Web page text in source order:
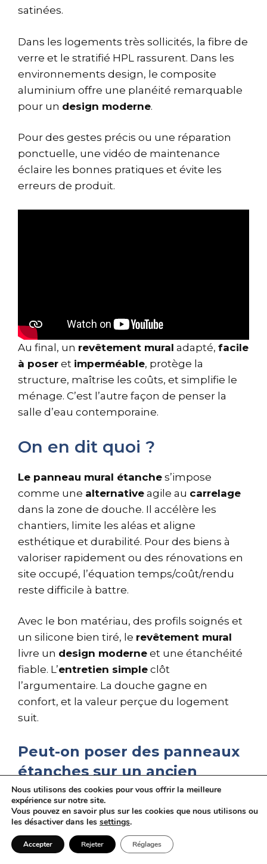
satinées.
Dans les logements très sollicités, la fibre de
verre et le stratifié HPL rassurent. Dans les
environnements design, le composite
aluminium offre une planéité remarquable
pour un design moderne.
Pour des gestes précis ou une réparation
ponctuelle, une vidéo de maintenance
éclaire les bonnes pratiques et évite les
erreurs de produit.
Au final, un revêtement mural adapté, facile
à poser et imperméable, protège la
structure, maîtrise les coûts, et simplifie le
ménage. C’est l’autre façon de penser la
salle d’eau contemporaine.
On en dit quoi ?
Le panneau mural étanche s’impose
comme une alternative agile au carrelage
dans la zone de douche. Il accélère les
chantiers, limite les aléas et aligne
esthétique et durabilité. Pour des biens à
valoriser rapidement ou des rénovations en
site occupé, l’équation temps/coût/rendu
reste difficile à battre.
Avec le bon matériau, des profils soignés et
un silicone bien tiré, le revêtement mural
livre un design moderne et une étanchéité
fiable. L’entretien simple clôt
l’argumentaire. La douche gagne en
confort, et la valeur perçue du logement
suit.
Peut-on poser des panneaux
étanches sur un ancien
carrelage ?
Oui. Après un dégraissage sérieux et un
contrôle de planéité, la pose se fait
directement. Les profils et un joint silicone
Nous utilisons des cookies pour vous offrir la meilleure
expérience sur notre site.
Vous pouvez en savoir plus sur les cookies que nous utilisons ou
les désactiver dans les settings.
Accepter Rejeter Réglages